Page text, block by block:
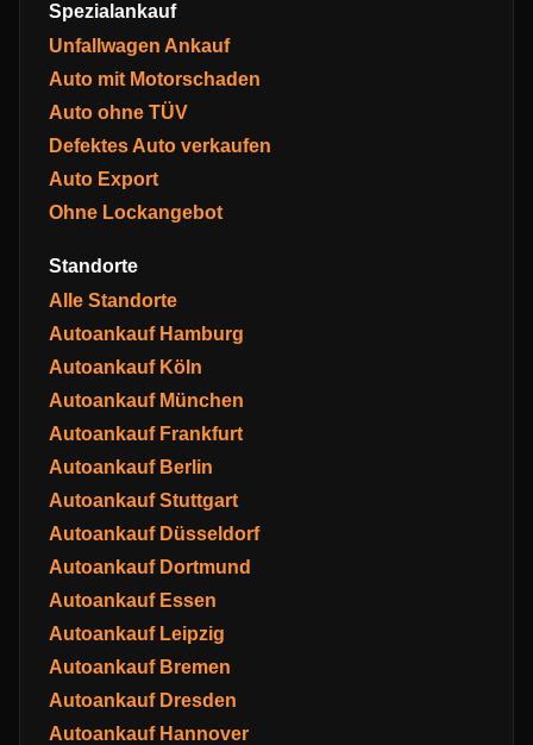
Spezialankauf
Unfallwagen Ankauf
Auto mit Motorschaden
Auto ohne TÜV
Defektes Auto verkaufen
Auto Export
Ohne Lockangebot
Standorte
Alle Standorte
Autoankauf Hamburg
Autoankauf Köln
Autoankauf München
Autoankauf Frankfurt
Autoankauf Berlin
Autoankauf Stuttgart
Autoankauf Düsseldorf
Autoankauf Dortmund
Autoankauf Essen
Autoankauf Leipzig
Autoankauf Bremen
Autoankauf Dresden
Autoankauf Hannover